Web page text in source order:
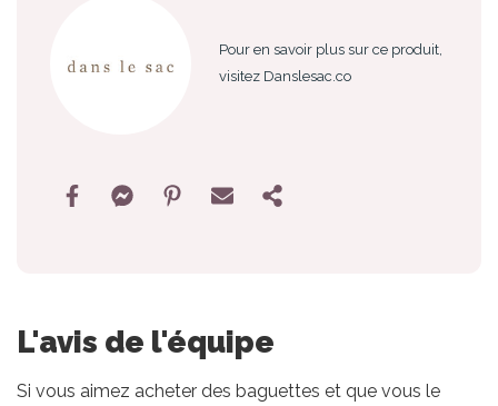
Pour en savoir plus sur ce produit,
visitez Danslesac.co
L'avis de l'équipe
Si vous aimez acheter des baguettes et que vous le